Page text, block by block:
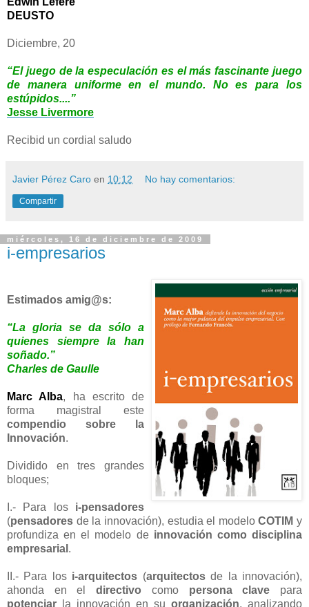
DEUSTO
Diciembre, 20
“El juego de la especulación es el más fascinante juego
de manera uniforme en el mundo. No es para los
estúpidos....”
Jesse Livermore
Recibid un cordial saludo
Javier Pérez Caro en 10:12 No hay comentarios:
Compartir
miércoles, 16 de diciembre de 2009
i-empresarios
Estimados amig@s:
“La gloria se da sólo a
quienes siempre la han
soñado.”
Charles de Gaulle
Marc Alba, ha escrito de
forma magistral este
compendio sobre la
Innovación.
Dividido en tres grandes
bloques;
I.- Para los i-pensadores
(pensadores de la innovación), estudia el modeloCOTIM y
profundiza en el modelo de innovación como disciplina
empresarial .
II.- Para los i-arquitectos (arquitectosde la innovación),
ahonda en eldirectivo como persona clave para
potenciar la innovación en su organización, analizando